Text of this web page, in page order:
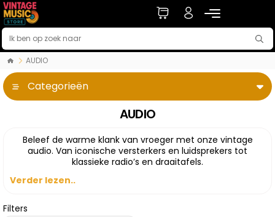
AUDIO
Categorieën
AUDIO
Beleef de warme klank van vroeger met onze vintage
audio. Van iconische versterkers en luidsprekers tot
klassieke radio’s en draaitafels.
Verder lezen..
Filters